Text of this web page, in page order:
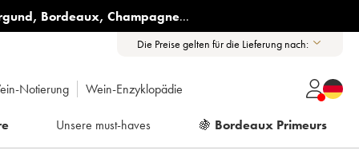
, Bordeaux, Champagne...
Die Preise gelten für die Lieferung nach:
Notierung Wein-Enzyklopädie
Unsere must-haves 🍇 Bordeaux Primeurs